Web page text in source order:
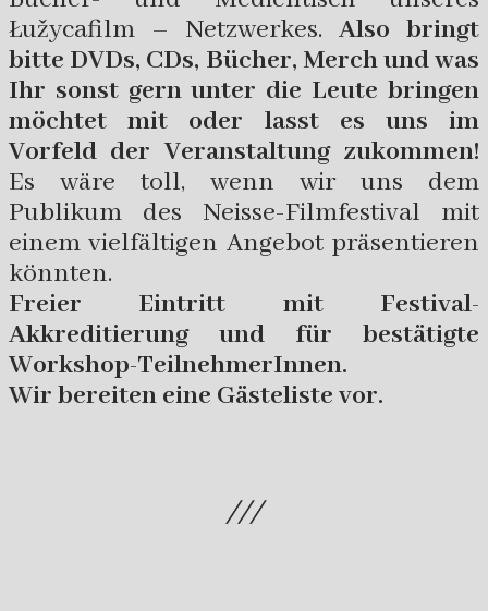
Łužycafilm – Netzwerkes. Also bringt
bitte DVDs, CDs, Bücher, Merch und was
Ihr sonst gern unter die Leute bringen
möchtet mit oder lasst es uns im
Vorfeld der Veranstaltung zukommen!
Es wäre toll, wenn wir uns dem
Publikum des Neisse-Filmfestival mit
einem vielfältigen Angebot präsentieren
könnten.
Freier Eintritt mit Festival-
Akkreditierung und für bestätigte
Workshop-TeilnehmerInnen.
Wir bereiten eine Gästeliste vor.
///